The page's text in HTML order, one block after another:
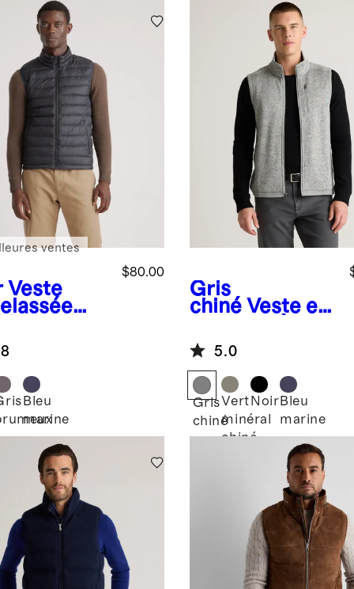
Veste
léger
$80.00
ventes
Bleu
marine
Gris
chiné Veste en
fermeture à
glissière
5.0
Gris
chiné
Vert
minéral
chiné
Noir Bleu
marine